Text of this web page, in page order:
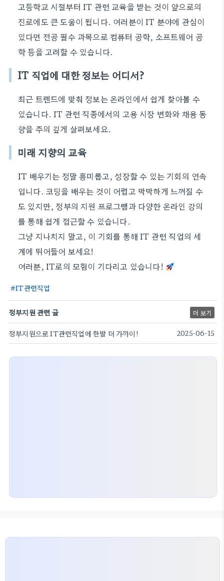
고등학교 시절부터 IT 관련 교육을 받는 것이 앞으로의
진로에도 큰 도움이 됩니다. 여러분이 IT 분야에 관심이
있다면 전공 필수 과목으로 컴퓨터 공학, 소프트웨어 공
학 등을 고려할 수 있습니다.
IT 직업에 대한 정보는 어디서?
최근 트렌드에 맞춰 정보는 온라인에서 쉽게 찾아볼 수
있습니다. IT 관련 직종에서의 고용 시장 변화와 채용 동
향을 주의 깊게 살펴보세요.
미래 지향의 교육
IT 배우기는 정말 흥미롭고, 성장할 수 있는 기회의 연속
입니다. 코딩을 배우는 것이 어렵고 막막하게 느껴질 수
도 있지만, 정부의 지원 프로그램과 다양한 온라인 강의
를 통해 쉽게 접근할 수 있습니다.
그냥 지나치지 말고, 이 기회를 통해 IT 관련 직업의 세
계에 뛰어들어 보세요!
여러분, IT로의 모험이 기다리고 있습니다!
IT관련직업
정부지원 관련 글 더 보기
정부지원으로 IT관련직업에 한발 더 가까이! 2025-06-15